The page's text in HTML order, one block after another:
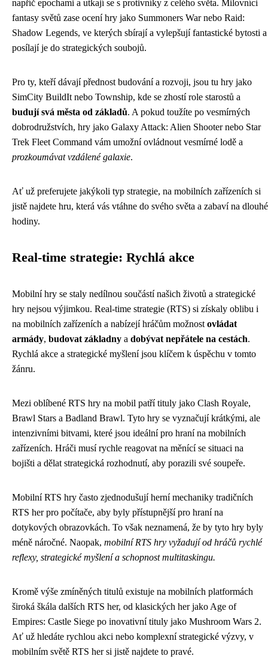
napříč epochami a utkají se s protivníky z celého světa. Milovníci
fantasy světů zase ocení hry jako Summoners War nebo Raid:
Shadow Legends, ve kterých sbírají a vylepšují fantastické bytosti a
posílají je do strategických soubojů.
Pro ty, kteří dávají přednost budování a rozvoji, jsou tu hry jako
SimCity BuildIt nebo Township, kde se zhostí role starostů a
budují svá města od základů. A pokud toužíte po vesmírných
dobrodružstvích, hry jako Galaxy Attack: Alien Shooter nebo Star
Trek Fleet Command vám umožní ovládnout vesmírné lodě a
prozkoumávat vzdálené galaxie.
Ať už preferujete jakýkoli typ strategie, na mobilních zařízeních si
jistě najdete hru, která vás vtáhne do svého světa a zabaví na dlouhé
hodiny.
Real-time strategie: Rychlá akce
Mobilní hry se staly nedílnou součástí našich životů a strategické
hry nejsou výjimkou. Real-time strategie (RTS) si získaly oblibu i
na mobilních zařízeních a nabízejí hráčům možnost ovládat
armády, budovat základny a dobývat nepřátele na cestách.
Rychlá akce a strategické myšlení jsou klíčem k úspěchu v tomto
žánru.
Mezi oblíbené RTS hry na mobil patří tituly jako Clash Royale,
Brawl Stars a Badland Brawl. Tyto hry se vyznačují krátkými, ale
intenzivními bitvami, které jsou ideální pro hraní na mobilních
zařízeních. Hráči musí rychle reagovat na měnící se situaci na
bojišti a dělat strategická rozhodnutí, aby porazili své soupeře.
Mobilní RTS hry často zjednodušují herní mechaniky tradičních
RTS her pro počítače, aby byly přístupnější pro hraní na
dotykových obrazovkách. To však neznamená, že by tyto hry byly
méně náročné. Naopak, mobilní RTS hry vyžadují od hráčů rychlé
reflexy, strategické myšlení a schopnost multitaskingu.
Kromě výše zmíněných titulů existuje na mobilních platformách
široká škála dalších RTS her, od klasických her jako Age of
Empires: Castle Siege po inovativní tituly jako Mushroom Wars 2.
Ať už hledáte rychlou akci nebo komplexní strategické výzvy, v
mobilním světě RTS her si jistě najdete to pravé.